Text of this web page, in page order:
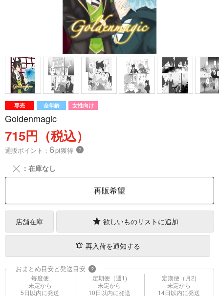
専売 全年齢 女性向け
Goldenmagic
715円（税込）
通販ポイント： 6pt獲得 ？
╳ ：在庫なし
再販希望
店舗在庫 欲しいものリストに追加
再入荷を通知する
おまとめ目安と発送目安 ?
毎度便
未定から
5日以内に発送
定期便（週1)
未定から
10日以内に発送
定期便（月2)
未定から
14日以内に発送